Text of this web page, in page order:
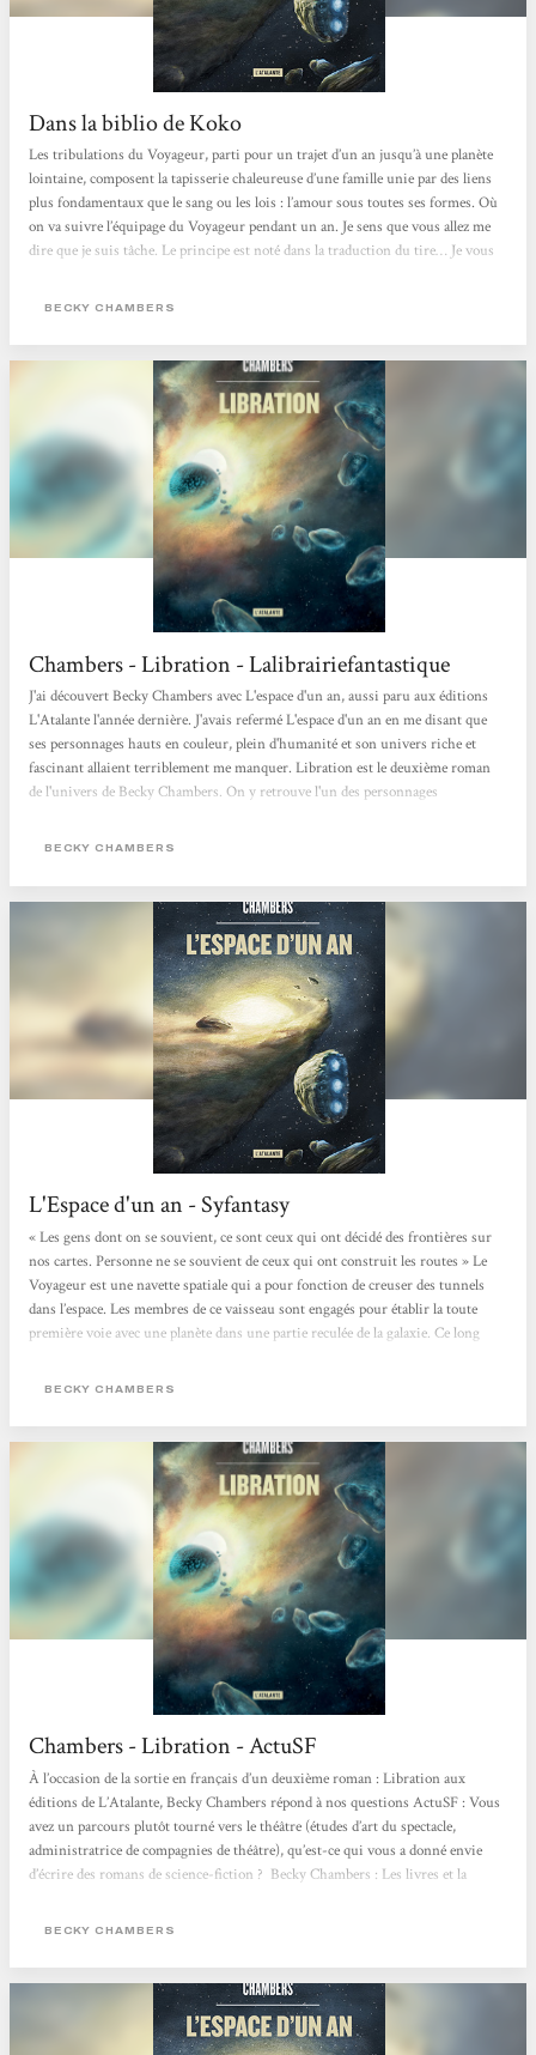
Dans la biblio de Koko
Les tribulations du Voyageur, parti pour un trajet d’un an jusqu’à une planète
lointaine, composent la tapisserie chaleureuse d’une famille unie par des liens
plus fondamentaux que le sang ou les lois : l’amour sous toutes ses formes. Où
on va suivre l’équipage du Voyageur pendant un an. Je sens que vous allez me
dire que je suis tâche. Le principe est noté dans la traduction du tire… Je vous
Opera ! Wouhou ! Et oui, m’intégrer dans un équipage d’un vaisseau spatial,
BECKY CHAMBERS
Chambers - Libration - Lalibrairiefantastique
J'ai découvert Becky Chambers avec L'espace d'un an, aussi paru aux éditions
L'Atalante l'année dernière. J'avais refermé L'espace d'un an en me disant que
ses personnages hauts en couleur, plein d'humanité et son univers riche et
fascinant allaient terriblement me manquer. Libration est le deuxième roman
de l'univers de Becky Chambers. On y retrouve l'un des personnages
origines et son histoire. L'univers de Becky Chambers, c'est une Union
dont l'humain...
BECKY CHAMBERS
L'Espace d'un an - Syfantasy
« Les gens dont on se souvient, ce sont ceux qui ont décidé des frontières sur
nos cartes. Personne ne se souvient de ceux qui ont construit les routes » Le
Voyageur est une navette spatiale qui a pour fonction de creuser des tunnels
dans l’espace. Les membres de ce vaisseau sont engagés pour établir la toute
première voie avec une planète dans une partie reculée de la galaxie. Ce long
l’astronef d’apprendre à connaître l’équipage hétéroclite composé d’humain et
BECKY CHAMBERS
Chambers - Libration - ActuSF
À l’occasion de la sortie en français d’un deuxième roman : Libration aux
éditions de L’Atalante, Becky Chambers répond à nos questions ActuSF : Vous
avez un parcours plutôt tourné vers le théâtre (études d’art du spectacle,
administratrice de compagnies de théâtre), qu’est-ce qui vous a donné envie
d’écrire des romans de science-fiction ? Becky Chambers : Les livres et la
petite autobiographie que j’avais écrite...
BECKY CHAMBERS